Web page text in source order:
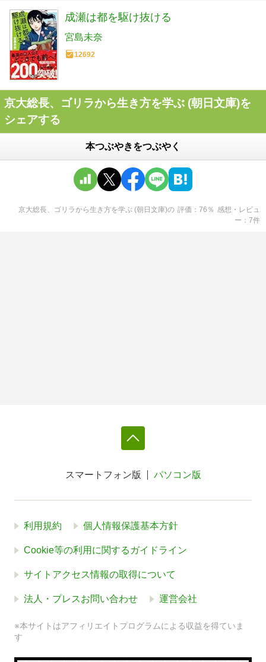
成瀬は都を駆け抜ける
宮島未奈
12692
京大総長、ゴリラから生き方を学ぶ (朝日文庫)を
シェアする
本つぶやきをつぶやく
京大総長、ゴリラから生き方を学ぶ (朝日文庫)の 評価 76 ％ 感想・レビュ
ー
7件
スマートフォン版 パソコン版
利用規約 個人情報保護基本方針
Cookie等の利用に関するガイドライン
サイトアクセス情報の取得について
法人・プレスお問い合わせ 運営会社
※本サイトはアフィリエイトプログラムによる収益を得ていま
す